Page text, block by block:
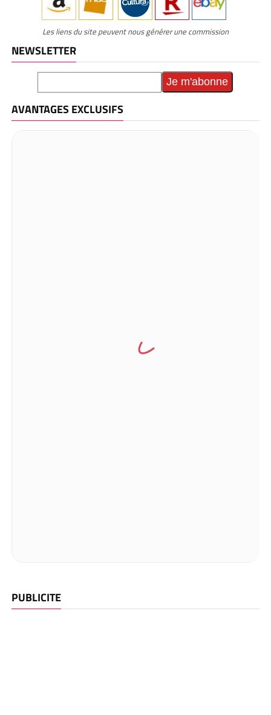
Les liens du site peuvent nous générer une commission
NEWSLETTER
AVANTAGES EXCLUSIFS
PUBLICITE